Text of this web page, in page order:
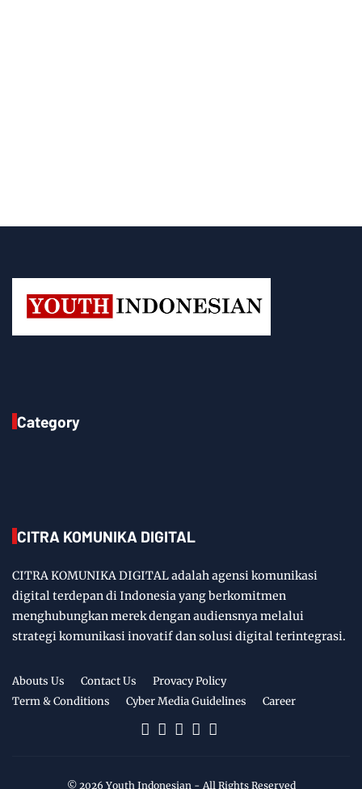
Category
CITRA KOMUNIKA DIGITAL
CITRA KOMUNIKA DIGITAL adalah agensi komunikasi
digital terdepan di Indonesia yang berkomitmen
menghubungkan merek dengan audiensnya melalui
strategi komunikasi inovatif dan solusi digital terintegrasi.
Abouts Us Contact Us
Provacy Policy
Term & Conditions
Cyber Media Guidelines Career
© 2026 Youth Indonesian - All Rights Reserved